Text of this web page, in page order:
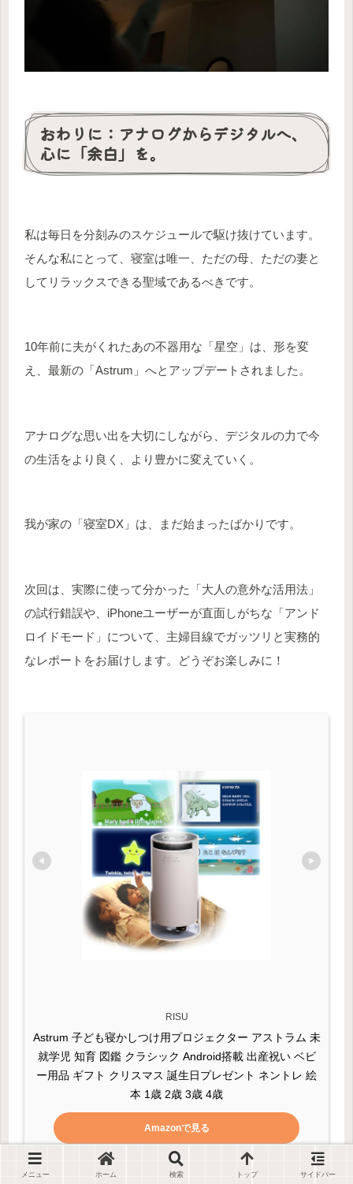
おわりに：アナログからデジタルへ、
心に「余白」を。
私は毎日を分刻みのスケジュールで駆け抜けています。
そんな私にとって、寝室は唯一、ただの母、ただの妻と
してリラックスできる聖域であるべきです。
10年前に夫がくれたあの不器用な「星空」は、形を変
え、最新の「Astrum」へとアップデートされました。
アナログな思い出を大切にしながら、デジタルの力で今
の生活をより良く、より豊かに変えていく。
我が家の「寝室DX」は、まだ始まったばかりです。
次回は、実際に使って分かった「大人の意外な活用法」
の試行錯誤や、iPhoneユーザーが直面しがちな「アンド
ロイドモード」について、主婦目線でガッツリと実務的
なレポートをお届けします。どうぞお楽しみに！
RISU
Astrum 子ども寝かしつけ用プロジェクター アストラム 未
就学児 知育 図鑑 クラシック Android搭載 出産祝い ベビ
ー用品 ギフト クリスマス 誕生日プレゼント ネントレ 絵
本 1歳 2歳 3歳 4歳
Amazonで見る
楽天市場で見る
メニュー ホーム 検索 トップ サイドバー